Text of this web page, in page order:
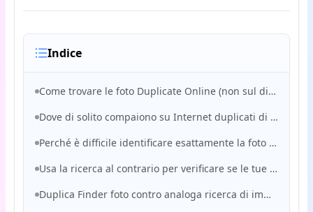
Indice
Come trovare le foto Duplicate Online (non sul dispositivo)
Dove di solito compaiono su Internet duplicati di foto
Perché è difficile identificare esattamente la foto da riutilizzare Online
Usa la ricerca al contrario per verificare se le tue foto sono state ripubblicate
Duplica Finder foto contro analoga ricerca di immagini